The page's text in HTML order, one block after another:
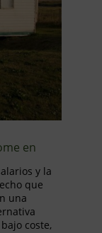
en
y la
que
una
coste,